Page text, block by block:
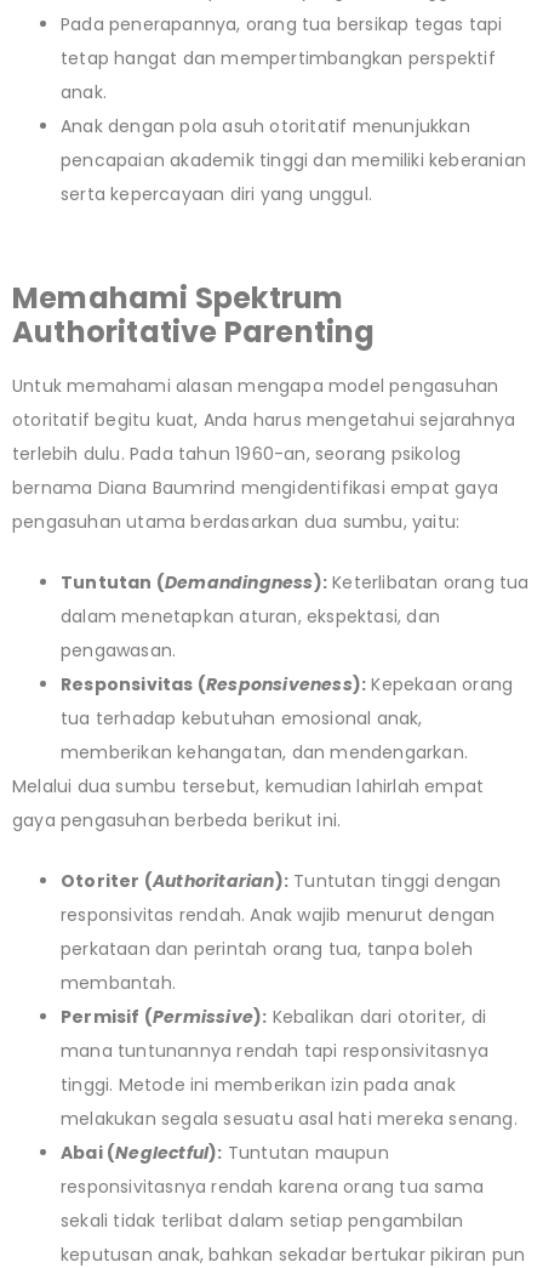
Pada penerapannya, orang tua bersikap tegas tapi
tetap hangat dan mempertimbangkan perspektif
anak.
Anak dengan pola asuh otoritatif menunjukkan
pencapaian akademik tinggi dan memiliki keberanian
serta kepercayaan diri yang unggul.
Memahami Spektrum
Authoritative Parenting
Untuk memahami alasan mengapa model pengasuhan
otoritatif begitu kuat, Anda harus mengetahui sejarahnya
terlebih dulu. Pada tahun 1960-an, seorang psikolog
bernama Diana Baumrind mengidentifikasi empat gaya
pengasuhan utama berdasarkan dua sumbu, yaitu:
Tuntutan (Demandingness): Keterlibatan orang tua
dalam menetapkan aturan, ekspektasi, dan
pengawasan.
Responsivitas (Responsiveness): Kepekaan orang
tua terhadap kebutuhan emosional anak,
memberikan kehangatan, dan mendengarkan.
Melalui dua sumbu tersebut, kemudian lahirlah empat
gaya pengasuhan berbeda berikut ini.
Otoriter (Authoritarian): Tuntutan tinggi dengan
responsivitas rendah. Anak wajib menurut dengan
perkataan dan perintah orang tua, tanpa boleh
membantah.
Permisif (Permissive): Kebalikan dari otoriter, di
mana tuntunannya rendah tapi responsivitasnya
tinggi. Metode ini memberikan izin pada anak
melakukan segala sesuatu asal hati mereka senang.
Abai (Neglectful): Tuntutan maupun
responsivitasnya rendah karena orang tua sama
sekali tidak terlibat dalam setiap pengambilan
keputusan anak, bahkan sekadar bertukar pikiran pun